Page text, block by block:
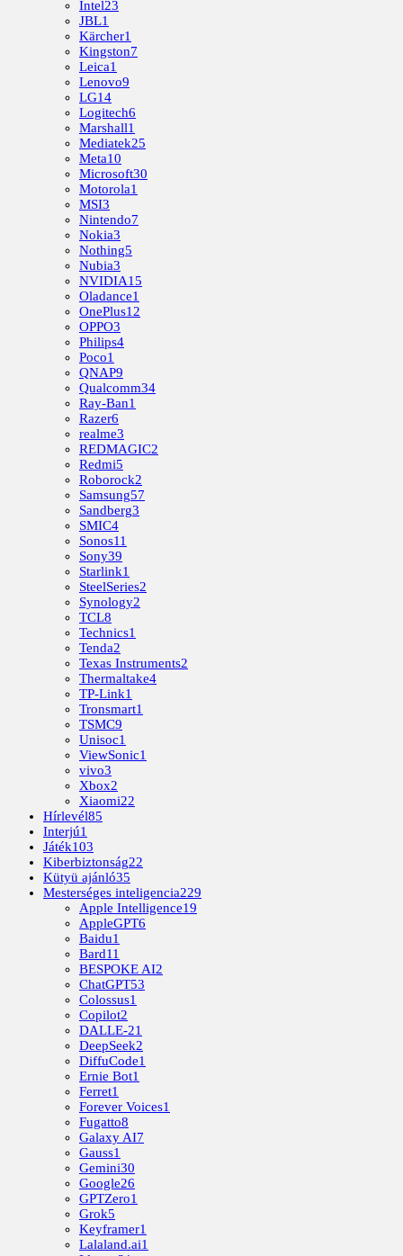
Intel23
JBL1
Kärcher1
Kingston7
Leica1
Lenovo9
LG14
Logitech6
Marshall1
Mediatek25
Meta10
Microsoft30
Motorola1
MSI3
Nintendo7
Nokia3
Nothing5
Nubia3
NVIDIA15
Oladance1
OnePlus12
OPPO3
Philips4
Poco1
QNAP9
Qualcomm34
Ray-Ban1
Razer6
realme3
REDMAGIC2
Redmi5
Roborock2
Samsung57
Sandberg3
SMIC4
Sonos11
Sony39
Starlink1
SteelSeries2
Synology2
TCL8
Technics1
Tenda2
Texas Instruments2
Thermaltake4
TP-Link1
Tronsmart1
TSMC9
Unisoc1
ViewSonic1
vivo3
Xbox2
Xiaomi22
Hírlevél85
Interjú1
Játék103
Kiberbiztonság22
Kütyü ajánló35
Mesterséges inteligencia229
Apple Intelligence19
AppleGPT6
Baidu1
Bard11
BESPOKE AI2
ChatGPT53
Colossus1
Copilot2
DALLE-21
DeepSeek2
DiffuCode1
Ernie Bot1
Ferret1
Forever Voices1
Fugatto8
Galaxy AI7
Gauss1
Gemini30
Google26
GPTZero1
Grok5
Keyframer1
Lalaland.ai1